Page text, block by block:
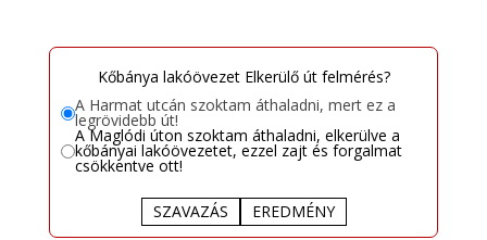
Kőbánya lakóövezet Elkerülő út felmérés?
A Harmat utcán szoktam áthaladni, mert ez a
legrövidebb út!
A Maglódi úton szoktam áthaladni, elkerülve a
kőbányai lakóövezetet, ezzel zajt és forgalmat
csökkentve ott!
SZAVAZÁS EREDMÉNY